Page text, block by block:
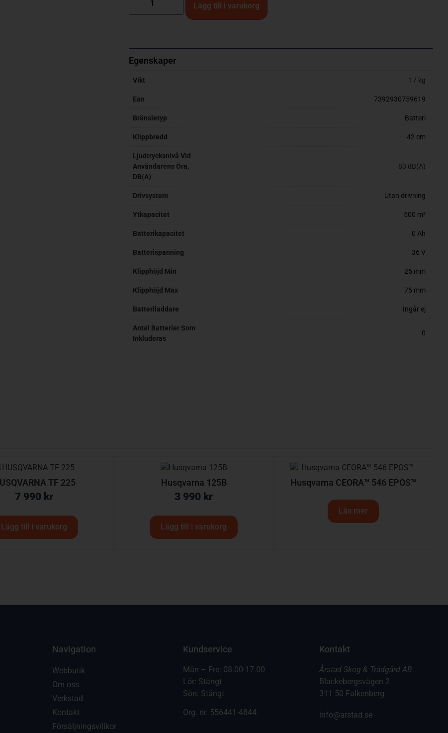
Lägg till i varukorg
Egenskaper
Vikt 17 kg
Ean 7392930759619
Bränsletyp Batteri
Klippbredd 42 cm
Ljudtrycksnivå Vid
Användarens Öra,
DB(A)
83 dB(A)
Drivsystem Utan drivning
Ytkapacitet 500 m²
Batterikapacitet 0 Ah
Batterispanning 36 V
Klipphöjd Min 25 mm
Klipphöjd Max 75 mm
Batteriladdare Ingår ej
Antal Batterier Som
Inkluderas
0
TF 225
7 990 kr
Lägg till i varukorg
Husqvarna 125B
3 990 kr
Lägg till i varukorg
Husqvarna CEORA™ 546 EPOS™
Läs mer
Navigation
Webbutik
Om oss
Verkstad
Kontakt
Försäljningsvillkor
Kundservice
Mån – Fre: 08.00-17.00
Lör: Stängt
Sön: Stängt
Org. nr. 556441-4844
Kontakt
Årstad Skog & Trädgård AB
Blackebergsvägen 2
311 50 Falkenberg
info@arstad.se